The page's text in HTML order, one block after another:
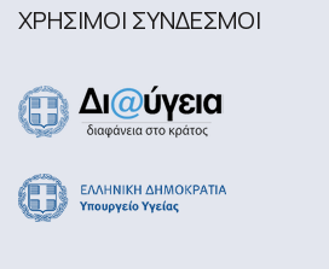
ΧΡΗΣΙΜΟΙ ΣΥΝΔΕΣΜΟΙ